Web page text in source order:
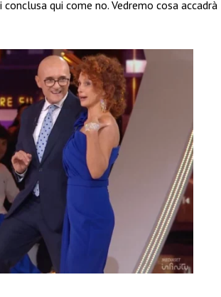
qui come no. Vedremo cosa accadrà